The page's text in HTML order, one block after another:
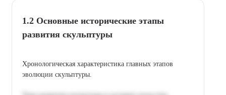
1.2 Основные исторические этапы
развития скульптуры
Хронологическая характеристика главных этапов
эволюции скульптуры.